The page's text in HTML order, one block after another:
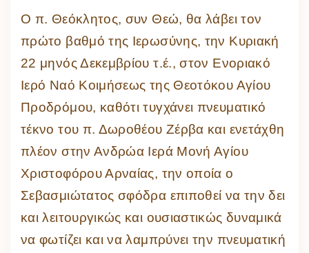
Ο π. Θεόκλητος, συν Θεώ, θα λάβει τον
πρώτο βαθμό της Ιερωσύνης, την Κυριακή
22 μηνός Δεκεμβρίου τ.έ., στον Ενοριακό
Ιερό Ναό Κοιμήσεως της Θεοτόκου Αγίου
Προδρόμου, καθότι τυγχάνει πνευματικό
τέκνο του π. Δωροθέου Ζέρβα και ενετάχθη
πλέον στην Ανδρώα Ιερά Μονή Αγίου
Χριστοφόρου Αρναίας, την οποία ο
Σεβασμιώτατος σφόδρα επιποθεί να την δει
και λειτουργικώς και ουσιαστικώς δυναμικά
να φωτίζει και να λαμπρύνει την πνευματική